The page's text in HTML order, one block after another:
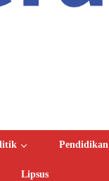
Pendidikan
Lipsus